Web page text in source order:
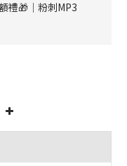
禮🎁│粉刺MP3